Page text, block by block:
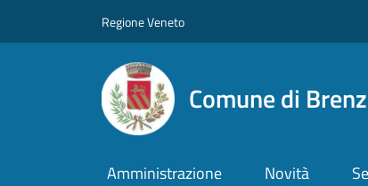
Regione Veneto
Comune di
Amministrazione Novità